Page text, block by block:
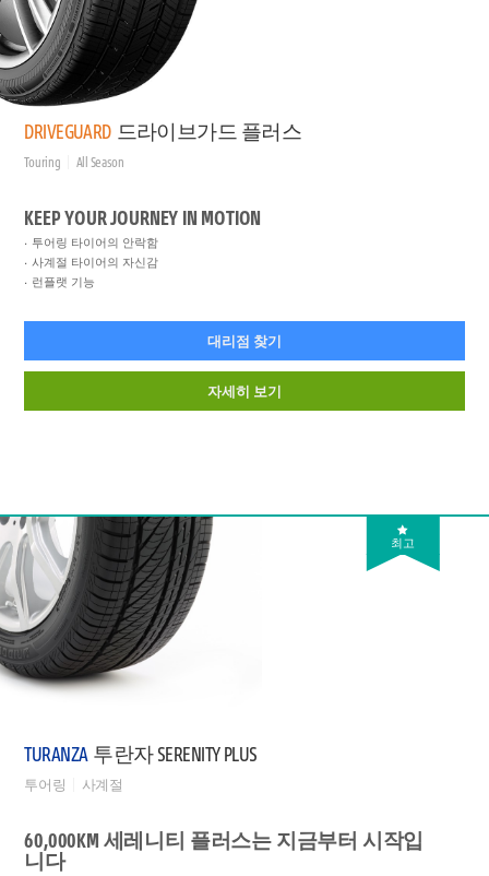
DRIVEGUARD 드라이브가드 플러스
Touring All Season
KEEP YOUR JOURNEY IN MOTION
투어링 타이어의 안락함
사계절 타이어의 자신감
런플랫 기능
대리점 찾기
자세히 보기
최고
TURANZA 투란자 SERENITY PLUS
투어링 사계절
60,000KM 세레니티 플러스는 지금부터 시작입
니다